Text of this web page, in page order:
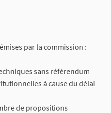
par la commission :
sans référendum
à cause du délai
de propositions